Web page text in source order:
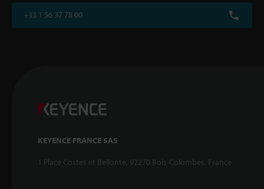
+33 1 56 37 78 00
KEYENCE FRANCE SAS
1 Place Costes et Bellonte, 92270 Bois-Colombes, France